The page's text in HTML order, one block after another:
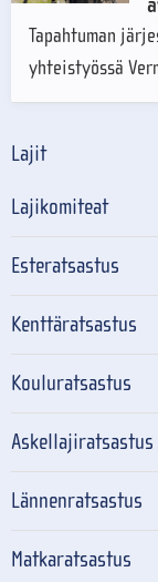
Tapahtuman
yhteistyössä
Lajit
Lajikomiteat
Esteratsastus
Kenttäratsastus
Kouluratsastus
Askellajiratsastus
Lännenratsastus
Matkaratsastus